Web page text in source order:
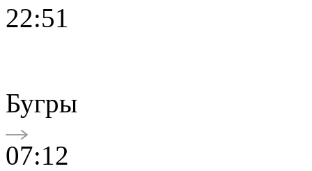
22:51
Бугры
07:12